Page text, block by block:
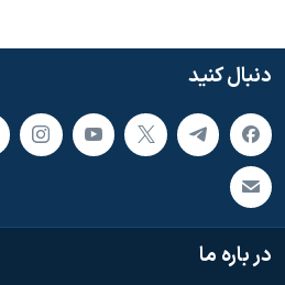
دنبال کنید
در باره ما